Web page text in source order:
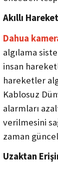
Akıllı
Dahua
algılama
insan
hareketler
Kablosuz
alarmları
verilmesini
zaman
Uzaktan